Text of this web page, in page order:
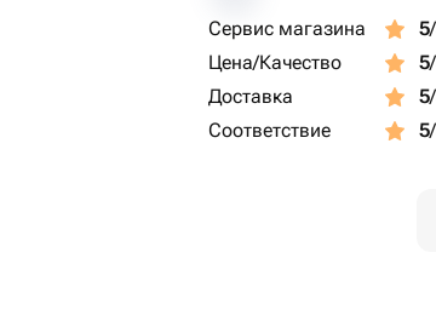
Сервис магазина 5
Цена/Качество
5
Доставка
5
Соответствие
5